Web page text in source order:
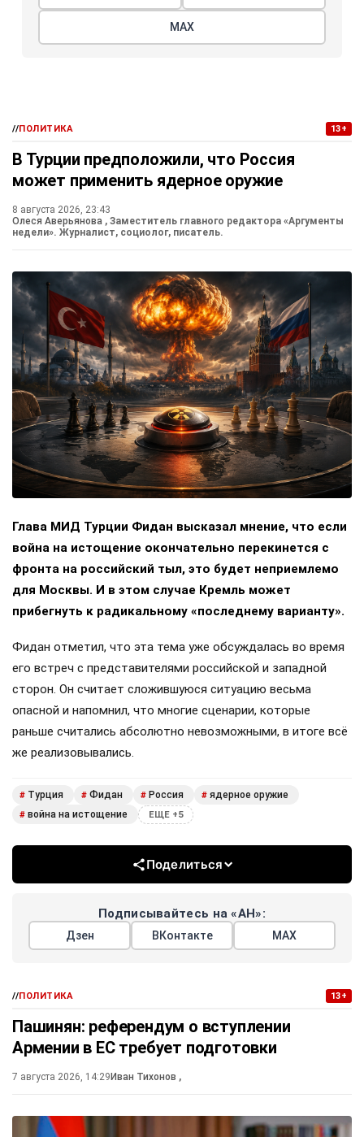
МАХ
//ПОЛИТИКА 13+
В Турции предположили, что Россия
может применить ядерное оружие
8 августа 2026, 23:43
Олеся Аверьянова , Заместитель главного редактора «Аргументы
недели». Журналист, социолог, писатель.
Глава МИД Турции Фидан высказал мнение, что если
война на истощение окончательно перекинется с
фронта на российский тыл, это будет неприемлемо
для Москвы. И в этом случае Кремль может
прибегнуть к радикальному «последнему варианту».
Фидан отметил, что эта тема уже обсуждалась во время
его встреч с представителями российской и западной
сторон. Он считает сложившуюся ситуацию весьма
опасной и напомнил, что многие сценарии, которые
раньше считались абсолютно невозможными, в итоге всё
же реализовывались.
# Турция # Фидан # Россия # ядерное оружие
# война на истощение ЕЩЕ +5
Поделиться
Подписывайтесь на «АН»:
Дзен ВКонтакте МАХ
//ПОЛИТИКА 13+
Пашинян: референдум о вступлении
Армении в ЕС требует подготовки
7 августа 2026, 14:29 Иван Тихонов ,